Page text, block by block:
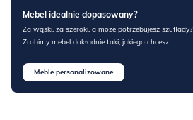
Mebel idealnie dopasowany?
Za wąski, za szeroki, a może potrzebujesz szuflady?
Zrobimy mebel dokładnie taki, jakiego chcesz.
Meble personalizowane